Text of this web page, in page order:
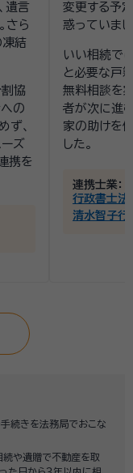
遺言
さら
凍結
協
の
ず、
ズ
携を
変更する予
惑っていまし
いい相続で
と必要な戸
無料相談を
者が次に進
家の助けを
した。
連携士業：
行政書士法
清水智子行
続きを法務局でおこな
続や遺贈で不動産を取